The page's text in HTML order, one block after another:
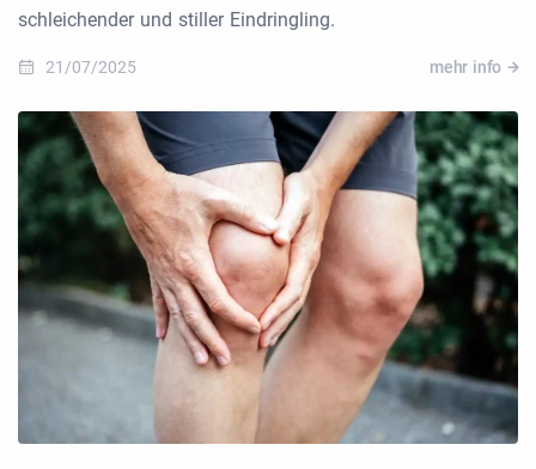
schleichender und stiller Eindringling.
21/07/2025 mehr info